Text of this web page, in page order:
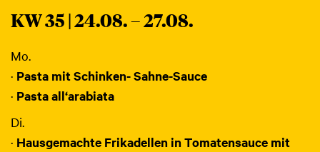
KW 35 | 24.08. – 27.08.
Mo.
· Pasta mit Schinken- Sahne-Sauce
· Pasta all‘arabiata
Di.
· Hausgemachte Frikadellen in Tomatensauce mit